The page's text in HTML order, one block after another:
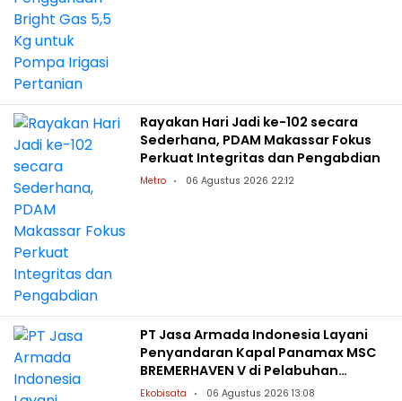
Rayakan Hari Jadi ke-102 secara
Sederhana, PDAM Makassar Fokus
Perkuat Integritas dan Pengabdian
Metro 06 Agustus 2026 22:12
PT Jasa Armada Indonesia Layani
Penyandaran Kapal Panamax MSC
BREMERHAVEN V di Pelabuhan
Patimban
Ekobisata 06 Agustus 2026 13:08